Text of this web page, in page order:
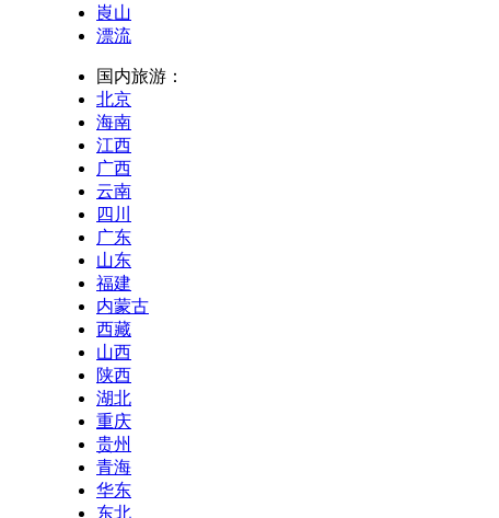
崀山
漂流
国内旅游：
北京
海南
江西
广西
云南
四川
广东
山东
福建
内蒙古
西藏
山西
陕西
湖北
重庆
贵州
青海
华东
东北